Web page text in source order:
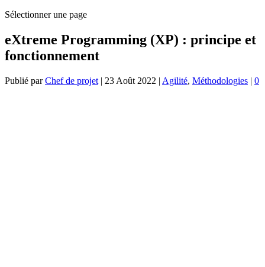
Sélectionner une page
eXtreme Programming (XP) : principe et
fonctionnement
Publié parChef de projet | 23 Août 2022 | Agilité, Méthodologies | 0